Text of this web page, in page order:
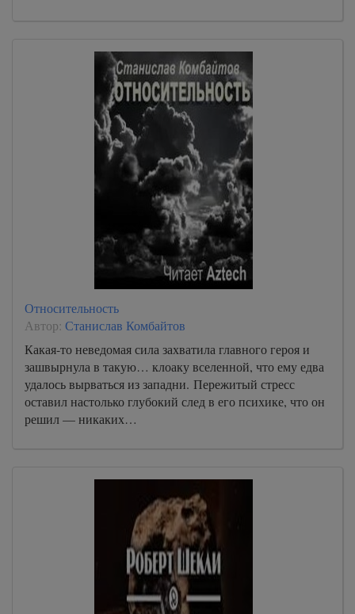
Относительность
Автор: Станислав Комбайтов
Какая-то неведомая сила захватила главного героя и
зашвырнула в такую… клоаку вселенной, что ему едва
удалось вырваться из западни. Пережитый стресс
оставил настолько глубокий след в его психике, что он
решил — никаких…